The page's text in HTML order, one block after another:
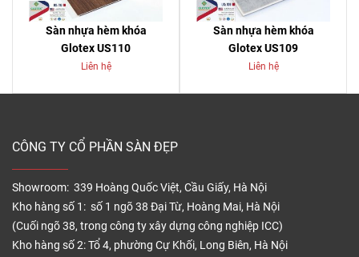
Sàn nhựa hèm khóa
Glotex US110
Liên hệ
Sàn nhựa hèm khóa
Glotex US109
Liên hệ
CÔNG TY CỔ PHẦN SÀN ĐẸP
Showroom: 339 Hoàng Quốc Việt, Cầu Giấy, Hà Nội
Kho hàng số 1: số 1 ngõ 38 Đại Từ, Hoàng Mai, Hà Nội
(Cuối ngõ 38, trong công ty xây dựng công nghiệp ICC)
Kho hàng số 2: Tổ 4, phường Cự Khối, Long Biên, Hà Nội